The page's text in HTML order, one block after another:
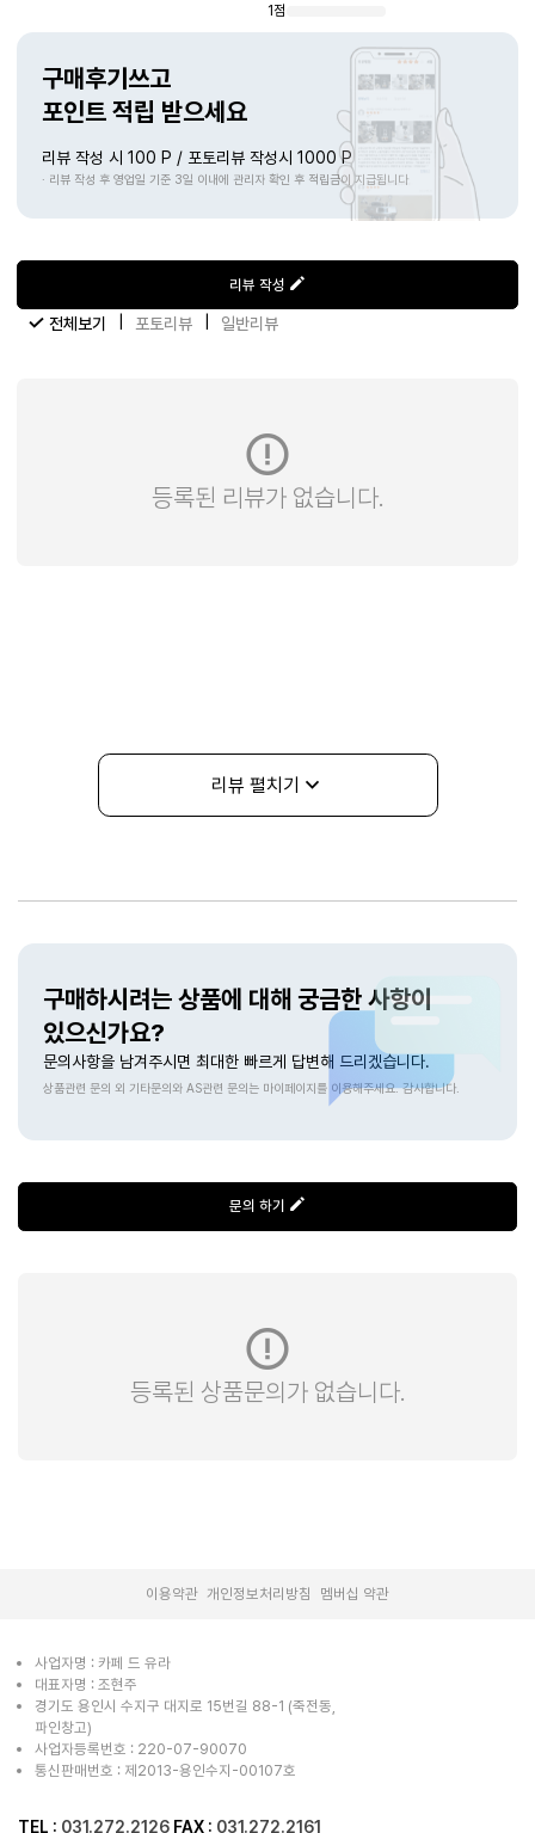
1점
구매후기쓰고
포인트 적립 받으세요
리뷰 작성 시 100 P / 포토리뷰 작성시 1000 P
· 리뷰 작성 후 영업일 기준 3일 이내에 관리자 확인 후 적립금이 지급됩니다
전체보기 포토리뷰 일반리뷰
리뷰 작성
등록된 리뷰가 없습니다.
리뷰 펼치기
구매하시려는 상품에 대해 궁금한 사항이
있으신가요?
문의사항을 남겨주시면 최대한 빠르게 답변해 드리겠습니다.
상품관련 문의 외 기타문의와 AS관련 문의는 마이페이지를 이용해주세요. 감사합니다.
문의 하기
등록된 상품문의가 없습니다.
사업자명 : 카페 드 유라
대표자명 : 조현주
경기도 용인시 수지구 대지로 15번길 88-1 (죽전동,
파인창고)
사업자등록번호 : 220-07-90070
통신판매번호 : 제2013-용인수지-00107호
TEL : 031.272.2126 FAX : 031.272.2161
이용약관 개인정보처리방침 멤버십 약관